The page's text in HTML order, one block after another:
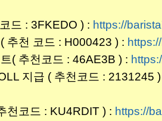
드 : 3FKEDO ) : https://
추천 코드 : H000423 ) :
( 추천코드 : 46AE3B ) :
지급 ( 추천코드 : 2131245 )
천코드 : KU4RDIT ) : https://